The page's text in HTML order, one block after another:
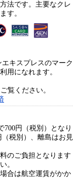
法です。主要なクレ
す。
キスプレスのマーク
用になれます。
覧ください。
700円（税別）となり
（税別）、離島はお見
のご負担となります
。
合は航空運賃がかか